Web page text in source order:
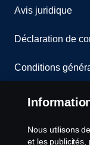
Avis juridique
Déclaration de
Conditions
Contactez-nous
Le système de
Nous utilisons
et les publicités,